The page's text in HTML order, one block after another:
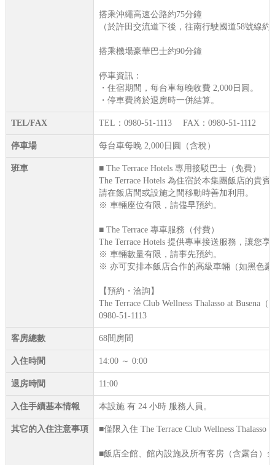
搭乘沖繩高速公路約75分鐘
（於許田交流道下後，往南行駛國道58號線
搭乘機場豪華巴士約90分鐘
停車資訊：
・住宿期間，每台車每晚收費 2,000日圓。
・停車費將於退房時一併結算。
TEL/FAX TEL：0980-51-1113 FAX：0980-51-1112
停車場 每台車每晚 2,000日圓（含稅）
班車
■ The Terrace Hotels 專用接駁巴士（免費）
The Terrace Hotels 為住宿於本集團飯店的貴
請在飯店間或設施之間移動時善加利用。
※ 車輛座位有限，請儘早預約。
■ The Terrace 專車服務（付費）
The Terrace Hotels 提供專車接送服務，讓您
※ 車輛數量有限，請事先預約。
※ 亦可安排本飯店合作的高級車輛（如黑色
【預約・洽詢】
The Terrace Club Wellness Thalasso at Busena（
0980-51-1113
客房總數 68間房間
入住時間 14:00 ～ 0:00
退房時間 11:00
入住手續基本情報 本設施 有 24 小時 服務人員。
其它的入住注意事項 ■僅限入住 The Terrace Club Wellness Thalasso
■飯店全館、館內設施及所有客房（含露台）